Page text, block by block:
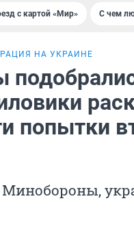
с картой «Мир» С чем
НА УКРАИНЕ
попытки